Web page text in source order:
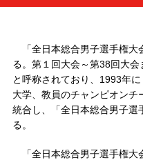
「全日本総合男子選手権大
る。第１回大会～第38回大会
と呼称されており、1993年
大学、教員のチャンピオンチ
統合し、「全日本総合男子選
る。
「全日本総合男子選手権大